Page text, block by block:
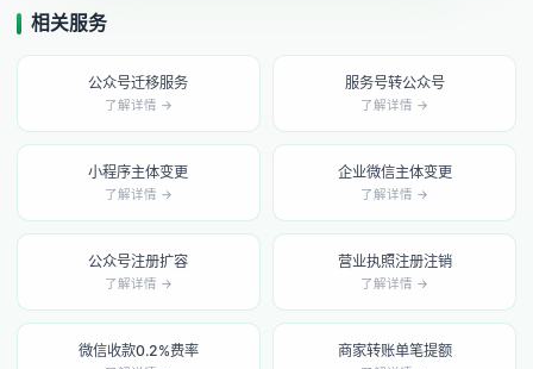
相关服务
公众号迁移服务
了解详情 →
服务号转公众号
了解详情 →
小程序主体变更
了解详情 →
企业微信主体变更
了解详情 →
公众号注册扩容
了解详情 →
营业执照注册注销
了解详情 →
微信收款0.2%费率 商家转账单笔提额